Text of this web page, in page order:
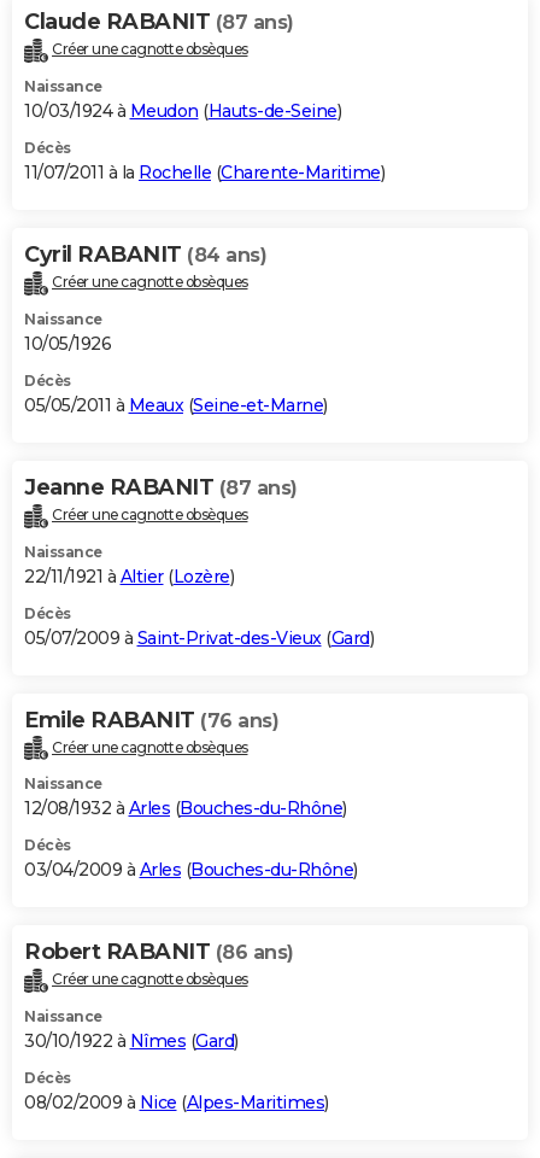
Claude RABANIT (87 ans)
Créer une cagnotte obsèques
Naissance
10/03/1924 à Meudon (Hauts-de-Seine)
Décès
11/07/2011 à la Rochelle (Charente-Maritime)
Cyril RABANIT (84 ans)
Créer une cagnotte obsèques
Naissance
10/05/1926
Décès
05/05/2011 à Meaux(Seine-et-Marne)
Jeanne RABANIT (87 ans)
Créer une cagnotte obsèques
Naissance
22/11/1921 à Altier(Lozère)
Décès
05/07/2009 à Saint-Privat-des-Vieux (Gard)
Emile RABANIT (76 ans)
Créer une cagnotte obsèques
Naissance
12/08/1932 à Arles (Bouches-du-Rhône)
Décès
03/04/2009 à Arles (Bouches-du-Rhône)
Robert RABANIT (86 ans)
Créer une cagnotte obsèques
Naissance
30/10/1922 à Nîmes (Gard)
Décès
08/02/2009 à Nice (Alpes-Maritimes)